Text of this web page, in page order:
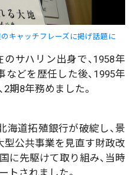
のキャッチフレーズに掲げ話題に
サハリン出身で、1958年
などを歴任した後、1995年
期8年務めました。
道拓殖銀行が破綻し、景
型公共事業を見直す財政改
に先駆けて取り組み、当時